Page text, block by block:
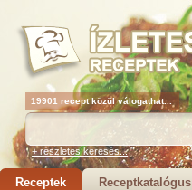
19901 recept közül válogathat...
+ részletes keresés...
Receptek Receptkatalógus